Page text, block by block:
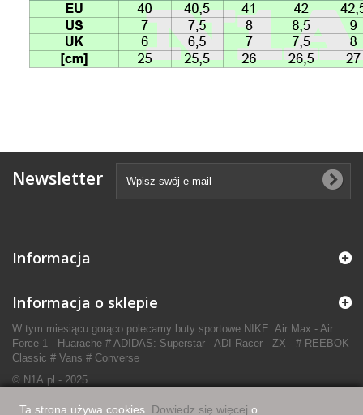
Newsletter
Informacja
Informacja o sklepie
Ta strona używa cookies. Dowiedz się więcej o
W tym miesiącu gorąco polecamy buty sportowe NIKE: Air Max - Air
Force 1 - Huarache # ADIDAS: Superstar - ADI Racer - ZX - # REEBOK
Classic # Vans # Converse
© N1A.pl - 2025.